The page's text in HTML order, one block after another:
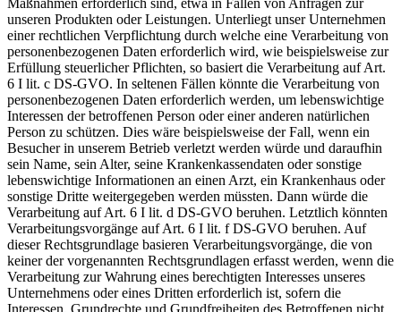
unseren Produkten oder Leistungen. Unterliegt unser Unternehmen
einer rechtlichen Verpflichtung durch welche eine Verarbeitung von
personenbezogenen Daten erforderlich wird, wie beispielsweise zur
Erfüllung steuerlicher Pflichten, so basiert die Verarbeitung auf Art.
6 I lit. c DS-GVO. In seltenen Fällen könnte die Verarbeitung von
personenbezogenen Daten erforderlich werden, um lebenswichtige
Interessen der betroffenen Person oder einer anderen natürlichen
Person zu schützen. Dies wäre beispielsweise der Fall, wenn ein
Besucher in unserem Betrieb verletzt werden würde und daraufhin
sein Name, sein Alter, seine Krankenkassendaten oder sonstige
lebenswichtige Informationen an einen Arzt, ein Krankenhaus oder
sonstige Dritte weitergegeben werden müssten. Dann würde die
Verarbeitung auf Art. 6 I lit. d DS-GVO beruhen. Letztlich könnten
Verarbeitungsvorgänge auf Art. 6 I lit. f DS-GVO beruhen. Auf
dieser Rechtsgrundlage basieren Verarbeitungsvorgänge, die von
keiner der vorgenannten Rechtsgrundlagen erfasst werden, wenn die
Verarbeitung zur Wahrung eines berechtigten Interesses unseres
Unternehmens oder eines Dritten erforderlich ist, sofern die
Interessen, Grundrechte und Grundfreiheiten des Betroffenen nicht